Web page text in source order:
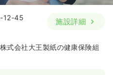
12-45
施設詳細
式会社大王製紙の健康保険組